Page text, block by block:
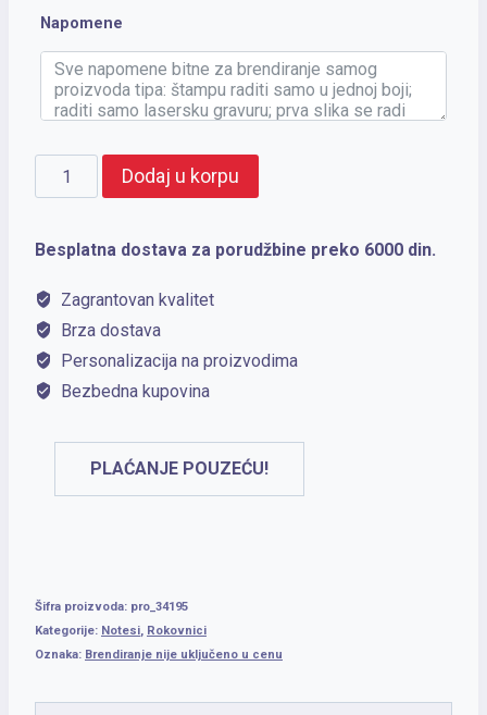
Napomene
CODE
BLACK
količina
Dodaj u korpu
Besplatna dostava za porudžbine preko 6000 din.
Zagrantovan kvalitet
Brza dostava
Personalizacija na proizvodima
Bezbedna kupovina
PLAĆANJE POUZEĆU!
Šifra proizvoda: pro_34195
Kategorije: Notesi, Rokovnici
Oznaka: Brendiranje nije uključeno u cenu